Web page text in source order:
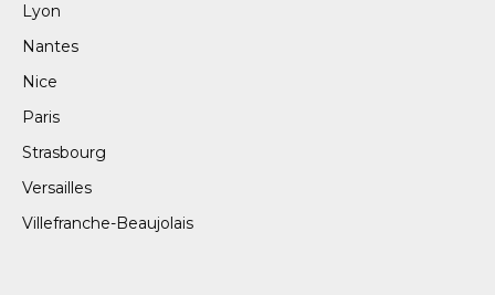
Lyon
Nantes
Nice
Paris
Strasbourg
Versailles
Villefranche-Beaujolais